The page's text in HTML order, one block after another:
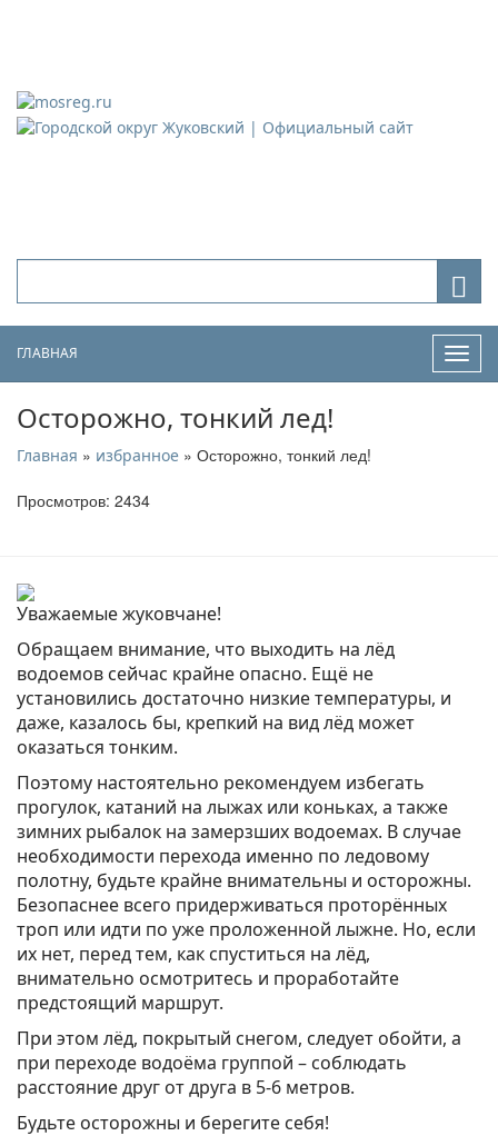
ГЛАВНАЯ
Осторожно, тонкий лед!
Главная » избранное » Осторожно, тонкий лед!
Просмотров: 2434
Уважаемые жуковчане!
Обращаем внимание, что выходить на лёд
водоемов сейчас крайне опасно. Ещё не
установились достаточно низкие температуры, и
даже, казалось бы, крепкий на вид лёд может
оказаться тонким.
Поэтому настоятельно рекомендуем избегать
прогулок, катаний на лыжах или коньках, а также
зимних рыбалок на замерзших водоемах. В случае
необходимости перехода именно по ледовому
полотну, будьте крайне внимательны и осторожны.
Безопаснее всего придерживаться проторённых
троп или идти по уже проложенной лыжне. Но, если
их нет, перед тем, как спуститься на лёд,
внимательно осмотритесь и проработайте
предстоящий маршрут.
При этом лёд, покрытый снегом, следует обойти, а
при переходе водоёма группой – соблюдать
расстояние друг от друга в 5-6 метров.
Будьте осторожны и берегите себя!